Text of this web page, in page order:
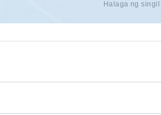
Halaga ng singil